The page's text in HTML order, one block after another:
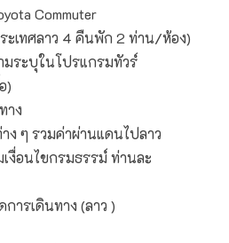
Commuter
ะเทศลาว 4 คืนพัก 2 ท่าน/ห้อง)
ระบุในโปรแกรมทัวร์
)
าง
ง ๆ รวมค่าผ่านแดนไปลาว
งื่อนไขกรมธรรม์ ท่านละ
ารเดินทาง (ลาว )